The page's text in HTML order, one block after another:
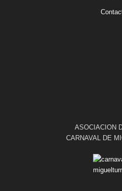
ASOCIACION
CARNAVAL DE